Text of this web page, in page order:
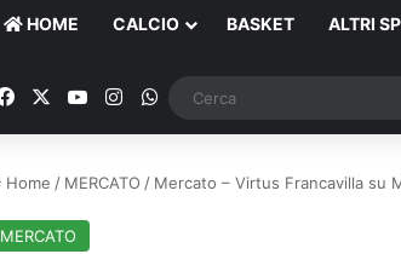
HOME CALCIO BASKET ALTRI
FacebookYou TubeInstagram
WhatsApp
Home / MERCATO / Mercato – Virtus Francavilla su
MERCATO